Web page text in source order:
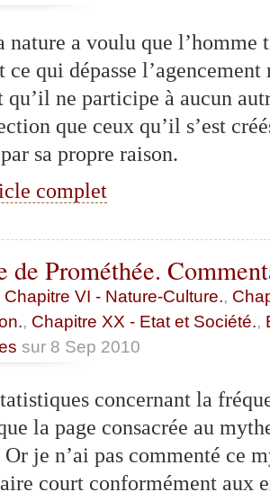
a voulu que l’homme
ce qui dépasse
qu’il ne participe à aucun
que ceux qu’il s’est
sa propre raison.
complet
de Prométhée.
Chapitre VI - Nature-Culture.,
, Chapitre XX - Etat et Société.,
sur 8 Sep 2010
concernant la
la page consacrée au
Or je n’ai pas commenté ce
court conformément aux